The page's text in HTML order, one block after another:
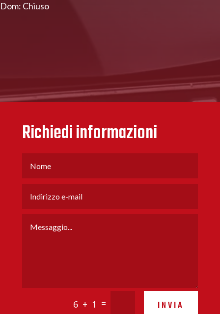
Dom: Chiuso
Richiedi informazioni
6 + 1 = INVIA